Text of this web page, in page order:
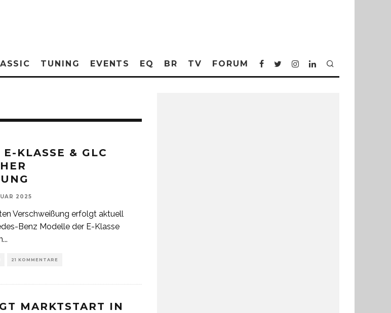
TUNING EVENTS EQ BR TV FORUM
KLASSE & GLC
2025
Verschweißung erfolgt aktuell
Benz Modelle der E-Klasse
...
21 KOMMENTARE
MARKTSTART IN